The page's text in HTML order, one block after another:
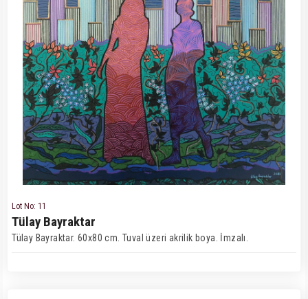
Lot No: 11
Tülay Bayraktar
Tülay Bayraktar. 60x80 cm. Tuval üzeri akrilik boya. İmzalı.